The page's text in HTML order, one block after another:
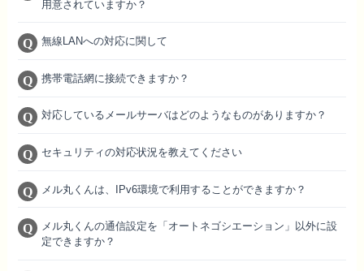
用意されていますか？
無線LANへの対応に関して
携帯電話網に接続できますか？
対応しているメールサーバはどのようなものがありますか？
セキュリティの対応状況を教えてください
メル丸くんは、IPv6環境で利用することができますか？
メル丸くんの通信設定を「オートネゴシエーション」以外に設
定できますか？